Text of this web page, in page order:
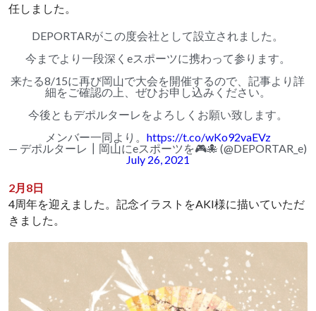
任しました。
DEPORTARがこの度会社として設立されました。
今までより一段深くeスポーツに携わって参ります。
来たる8/15に再び岡山で大会を開催するので、記事より詳
細をご確認の上、ぜひお申し込みください。
今後ともデポルターレをよろしくお願い致します。
メンバー一同より。 https://t.co/wKo92vaEVz
— デポルターレ┃岡山にeスポーツを🎮🐙 (@DEPORTAR_e)
July 26, 2021
2月8日
4周年を迎えました。記念イラストをAKI様に描いていただ
きました。